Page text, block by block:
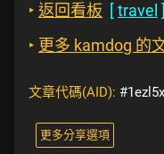
‣ 返回看板 [travel ]
‣ 更多 kamdog 的
文章代碼(AID):
更多分享選項